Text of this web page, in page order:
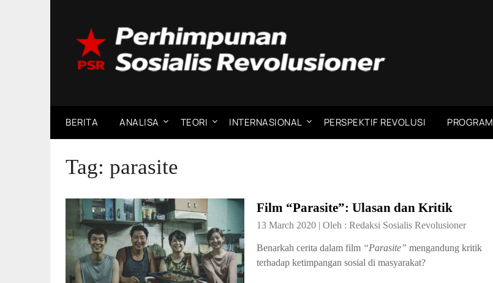
BERITA ANALISA TEORI INTERNASIONAL PERSPEKTIF REVOLUSI PROGRAM
Tag: parasite
Film “Parasite”: Ulasan dan Kritik
13 March 2020 | Oleh : Redaksi Sosialis Revolusioner
Benarkah cerita dalam film “Parasite” mengandung kritik
terhadap ketimpangan sosial di masyarakat?